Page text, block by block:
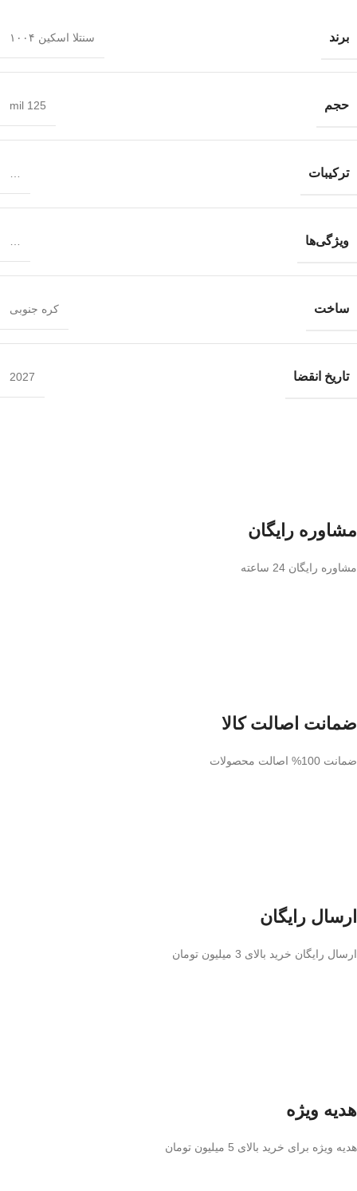
برند سنتلا اسکین ۱۰۰۴
حجم 125 mil
ترکیبات
ویژگی‌ها
ساخت کره جنوبی
تاریخ انقضا 2027
مشاوره رایگان
مشاوره رایگان 24 ساعته
ضمانت اصالت کالا
ضمانت 100% اصالت محصولات
ارسال رایگان
ارسال رایگان خرید بالای 3 میلیون تومان
هدیه ویژه
هدیه ویژه برای خرید بالای 5 میلیون تومان